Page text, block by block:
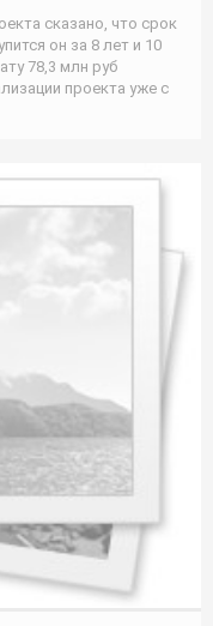
сказано, что срок
он за 8 лет и 10
78,3 млн руб
проекта уже с